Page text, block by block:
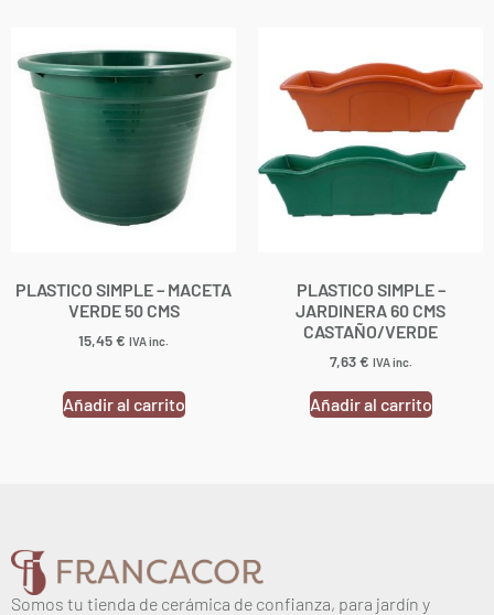
PLASTICO SIMPLE – MACETA
VERDE 50 CMS
15,45€ IVA inc.
Añadir al carrito
PLASTICO SIMPLE –
JARDINERA 60 CMS
CASTAÑO/VERDE
7,63€ IVA inc.
Añadir al carrito
Somos tu tienda de cerámica de confianza, para jardín y